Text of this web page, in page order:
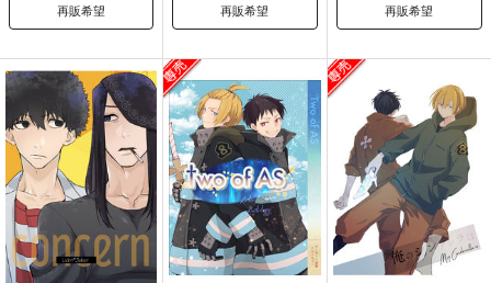
再販希望 再販希望 再販希望